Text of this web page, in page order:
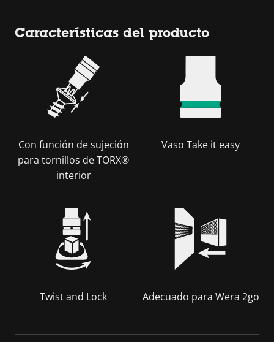
Características del producto
Con función de sujeción
para tornillos de TORX®
interior
Vaso Take it easy
Twist and Lock Adecuado para Wera 2go